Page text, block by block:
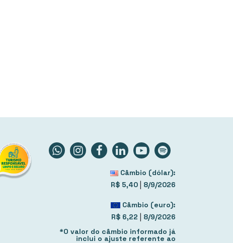
Câmbio (dólar):
R$ 5,40 | 8/9/2026
Câmbio (euro):
R$ 6,22 | 8/9/2026
*O valor do câmbio informado já
inclui o ajuste referente ao